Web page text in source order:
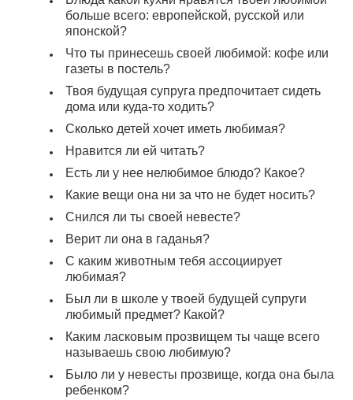
больше всего: европейской, русской или
японской?
Что ты принесешь своей любимой: кофе или
газеты в постель?
Твоя будущая супруга предпочитает сидеть
дома или куда-то ходить?
Сколько детей хочет иметь любимая?
Нравится ли ей читать?
Есть ли у нее нелюбимое блюдо? Какое?
Какие вещи она ни за что не будет носить?
Снился ли ты своей невесте?
Верит ли она в гаданья?
С каким животным тебя ассоциирует
любимая?
Был ли в школе у твоей будущей супруги
любимый предмет? Какой?
Каким ласковым прозвищем ты чаще всего
называешь свою любимую?
Было ли у невесты прозвище, когда она была
ребенком?